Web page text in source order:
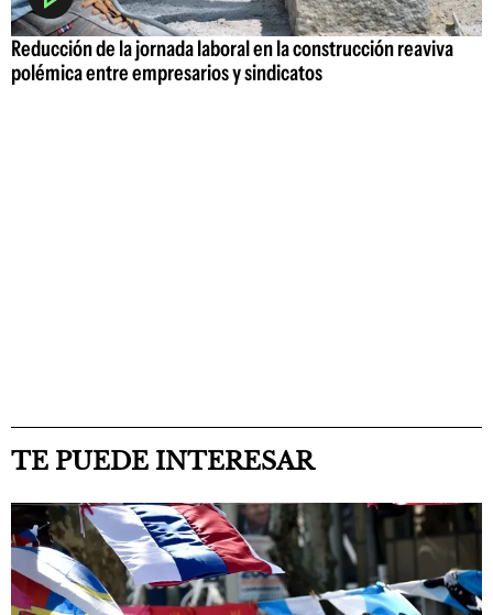
Reducción de la jornada laboral en la construcción reaviva
polémica entre empresarios y sindicatos
TE PUEDE INTERESAR